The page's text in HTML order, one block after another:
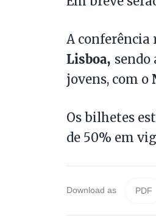
A conferência
Lisboa, sendo
jovens, com o
Os bilhetes
de 50% em
Download as PDF